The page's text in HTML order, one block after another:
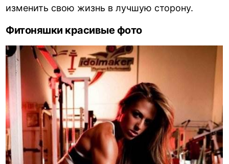
изменить свою жизнь в лучшую сторону.
Фитоняшки красивые фото